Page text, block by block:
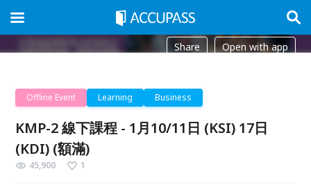
Share Open with app
Offline Event Learning Business
KMP-2 線下課程 - 1月10/11日 (KSI) 17日
(KDI) (額滿)
45,900 1